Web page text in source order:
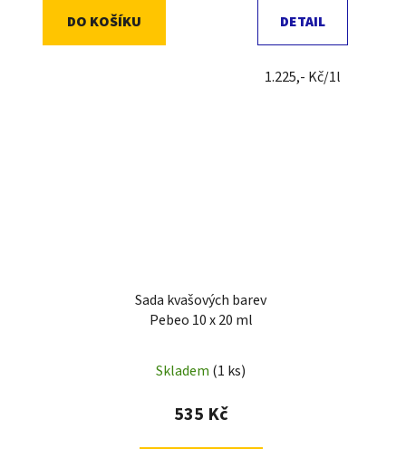
DO KOŠÍKU DETAIL
1.225,- Kč/1l
Sada kvašových barev
Pebeo 10 x 20 ml
Skladem (1 ks)
535 Kč